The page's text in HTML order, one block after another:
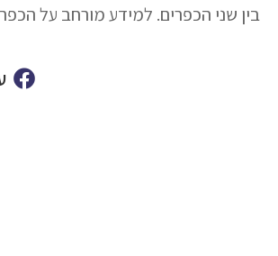
בין שני הכפרים. למידע מורחב על